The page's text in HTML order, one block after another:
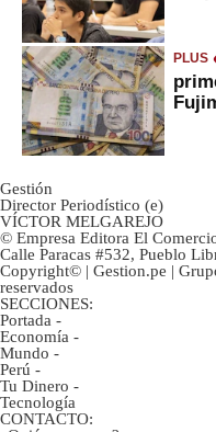
PLUS
Gestión
Director Periodístico (e)
VÍCTOR MELGAREJO
© Empresa Editora El
Calle Paracas #532, Pueblo
Copyright© | Gestion.pe |
reservados
SECCIONES:
Portada -
Economía -
Mundo -
Perú -
Tu Dinero -
Tecnología
CONTACTO: